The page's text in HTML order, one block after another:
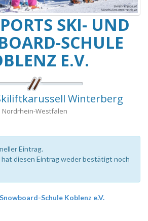
SKI- UND
SCHULE
E.V.
Winterberg
Nordrhein-Westfalen
Eintrag.
hat diesen Eintrag weder bestätigt noch
Schule Koblenz e.V.